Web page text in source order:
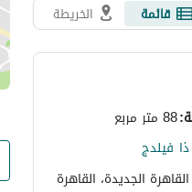
قائمة الخريطة
:88 متر مربع
فيلدج
الجديدة، القاهرة